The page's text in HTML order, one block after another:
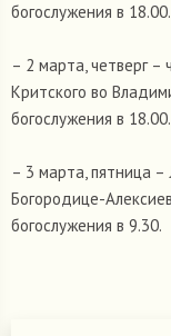
богослужения в 18.00.
– 2 марта, четверг –
Критского во
богослужения в 18.00.
– 3 марта, пятница
Богородице-
богослужения в 9.30.